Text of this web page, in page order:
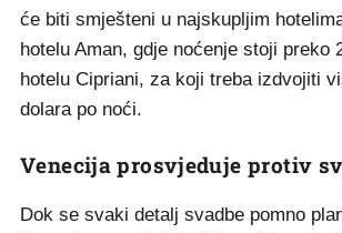
će biti smješteni u najskupljim
hotelu Aman, gdje noćenje stoji preko
hotelu Cipriani, za koji treba izdvojiti
dolara po noći.
Venecija prosvjeduje protiv
Dok se svaki detalj svadbe pomno